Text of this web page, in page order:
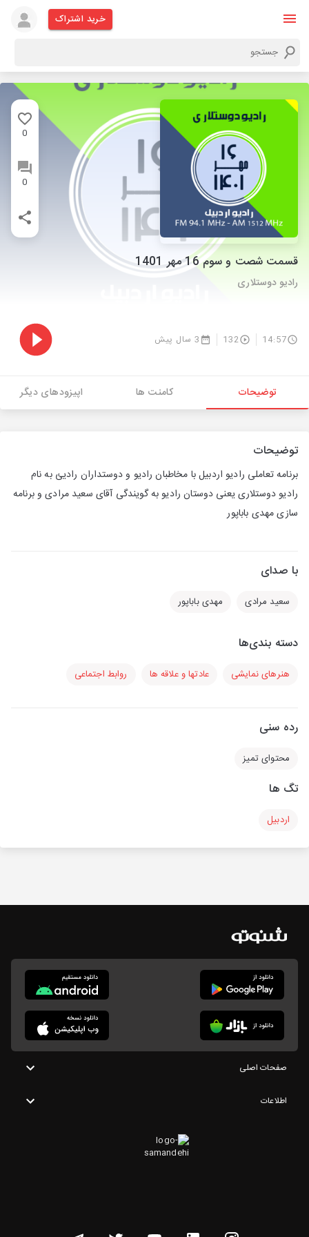
خرید اشتراک
0
0
قسمت شصت و سوم 16 مهر 1401
رادیو دوستلاری
14:57
132 3 سال پیش
توضیحات کامنت ها اپیزودهای دیگر
توضیحات
برنامه تعاملی رادیو اردبیل با مخاطبان رادیو و دوستداران رادیئ به نام
رادیو دوستلاری یعنی دوستان رادیو به گویندگی آقای سعید مرادی و برنامه
سازی مهدی باباپور
با صدای
سعید مرادی مهدی باباپور
دسته بندی‌ها
هنرهای نمایشی عادتها و علاقه ها روابط اجتماعی
رده سنی
محتوای تمیز
تگ ها
اردبیل
صفحات اصلی
اطلاعات